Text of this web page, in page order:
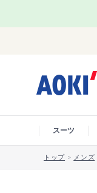
スーツ
トップ > メンズ